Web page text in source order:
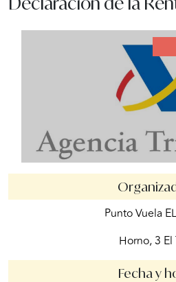
Punto Vuela
Horno, 3 El
Fecha y